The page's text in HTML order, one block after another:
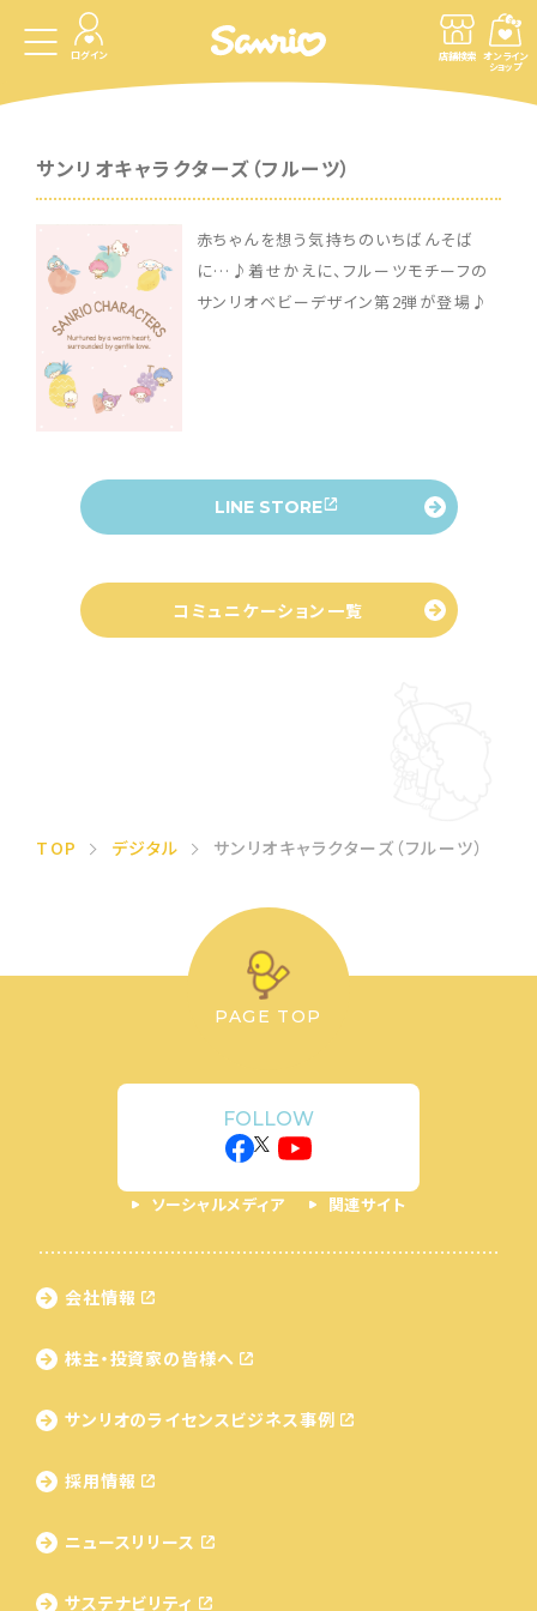
ログイン 店舗検索 オンライン
ショップ
サンリオキャラクターズ（フルーツ）
赤ちゃんを想う気持ちのいちばんそば
に…♪着せかえに、フルーツモチーフの
サンリオベビーデザイン第2弾が登場♪
LINE STORE
コミュニケーション一覧
TOP デジタル サンリオキャラクターズ（フルーツ）
PAGE TOP
FOLLOW
ソーシャルメディア 関連サイト
会社情報
株主・投資家の皆様へ
サンリオのライセンス ビジネス事例
採用情報
ニュースリリース
サステナビリティ